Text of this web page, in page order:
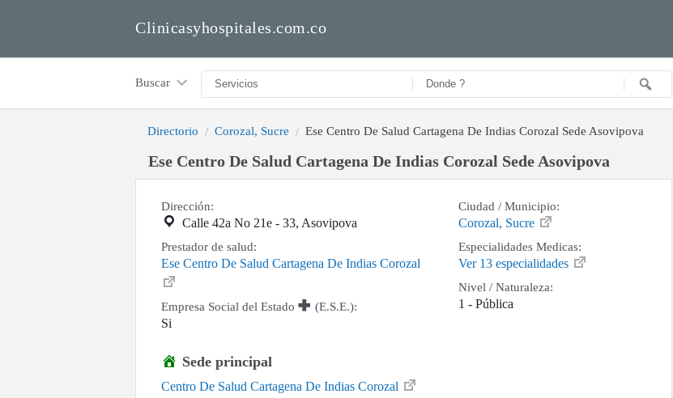
Clinicasyhospitales.com.co
Buscar
Directorio Corozal, Sucre Ese Centro De Salud Cartagena De Indias Corozal Sede Asovipova
Ese Centro De Salud Cartagena De Indias Corozal Sede Asovipova
Dirección:
Calle 42a No 21e - 33, Asovipova
Prestador de salud:
Ese Centro De Salud Cartagena De Indias Corozal
Empresa Social del Estado
(E.S.E.):
Si
Ciudad / Municipio:
Corozal, Sucre
Especialidades Medicas:
Ver 13 especialidades
Nivel / Naturaleza:
1 - Pública
Sede principal
Centro De Salud Cartagena De Indias Corozal